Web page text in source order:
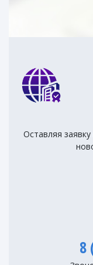
Оставляя
8